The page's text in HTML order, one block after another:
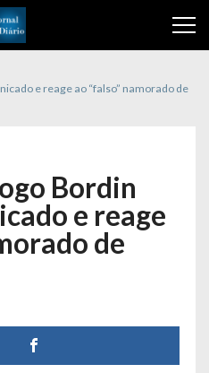
e reage ao “falso” namorado de
Bordin
e reage
de